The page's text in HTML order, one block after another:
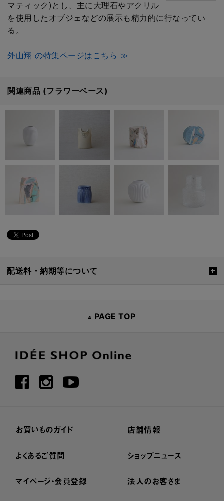
マティック)とし、主に大理石やアクリル
を使用したオブジェなどの展示も精力的に行なってい
る。
外山翔 の特集ページはこちら ≫
関連商品 (フラワーベース)
配送料・納期等について
PAGE TOP
お買いものガイド
よくあるご質問
マイページ・会員登録
店舗情報
ショップニュース
法人のお客さま